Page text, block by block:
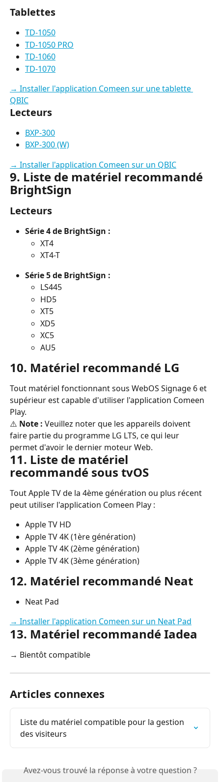
Tablettes
TD-1050
TD-1050 PRO
TD-1060
TD-1070
→ Installer l'application Comeen sur une tablette
QBIC
Lecteurs
BXP-300
BXP-300 (W)
→ Installer l'application Comeen sur un QBIC
9. Liste de matériel recommandé
BrightSign
Lecteurs
Série 4 de BrightSign :
XT4
XT4-T
Série 5 de BrightSign :
LS445
HD5
XT5
XD5
XC5
AU5
10. Matériel recommandé LG
Tout matériel fonctionnant sous WebOS Signage 6 et
supérieur est capable d'utiliser l'application Comeen
Play.
⚠️ Note : Veuillez noter que les appareils doivent
faire partie du programme LG LTS, ce qui leur
permet d'avoir le dernier moteur Web.
11. Liste de matériel
recommandé sous tvOS
Tout Apple TV de la 4ème génération ou plus récent
peut utiliser l'application Comeen Play :
Apple TV HD
Apple TV 4K (1ère génération)
Apple TV 4K (2ème génération)
Apple TV 4K (3ème génération)
12. Matériel recommandé Neat
Neat Pad
→ Installer l'application Comeen sur un Neat Pad
13. Matériel recommandé Iadea
→ Bientôt compatible
Articles connexes
Liste du matériel compatible pour la gestion
des visiteurs
Avez-vous trouvé la réponse à votre question ?